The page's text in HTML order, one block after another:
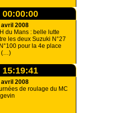
00:00:00
avril 2008
du Mans : belle lutte
les deux Suzuki N°27
pour la 4e place
(…)
15:19:41
avril 2008
de roulage du MC